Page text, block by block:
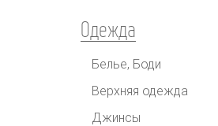
Одежда
Белье, Боди
Верхняя одежда
Джинсы